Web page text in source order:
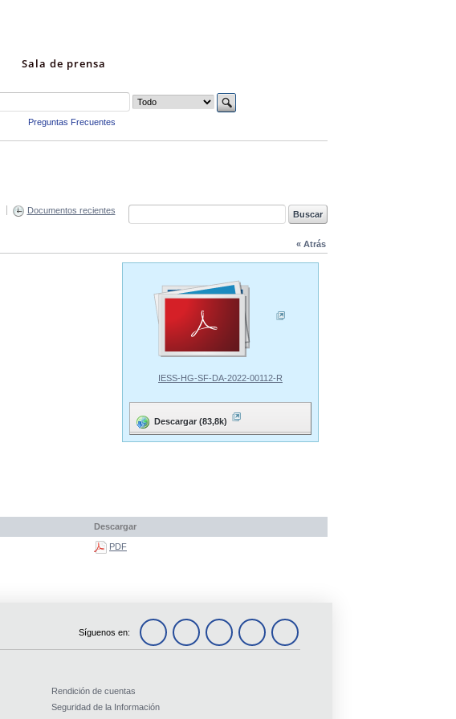
Sala de prensa
Preguntas Frecuentes
Documentos recientes
« Atrás
IESS-HG-SF-DA-2022-00112-R
Descargar (83,8k)
Descargar
PDF
Síguenos en:
Rendición de cuentas
Seguridad de la Información